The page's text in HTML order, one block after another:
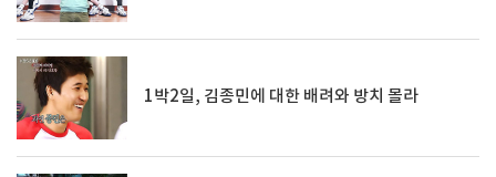
1박2일, 김종민에 대한 배려와 방치 몰라